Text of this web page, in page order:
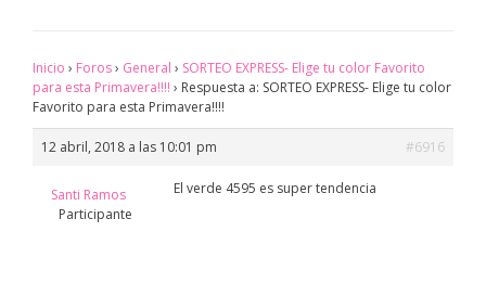
Inicio › Foros› General › SORTEO EXPRESS- Elige tu color Favorito
para esta Primavera!!!! › Respuesta a: SORTEO EXPRESS- Elige tu color
Favorito para esta Primavera!!!!
12 abril, 2018 a las 10:01 pm #6916
Santi Ramos
Participante
El verde 4595 es super tendencia